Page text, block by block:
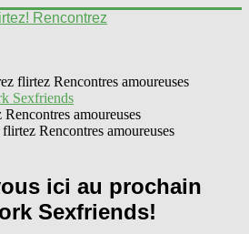
Rencontrez
Sexfriends
ici au prochain
Sexfriends!